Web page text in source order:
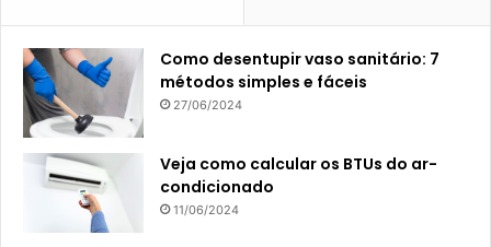
Como desentupir vaso sanitário: 7
métodos simples e fáceis
27/06/2024
Veja como calcular os BTUs do ar-
condicionado
11/06/2024